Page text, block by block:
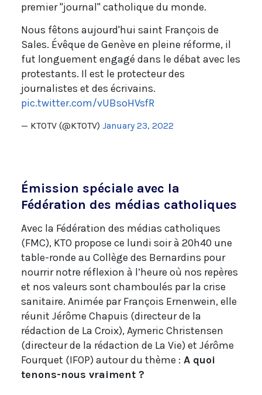
premier "journal" catholique du monde.
Nous fêtons aujourd'hui saint François de
Sales. Évêque de Genève en pleine réforme, il
fut longuement engagé dans le débat avec les
protestants. Il est le protecteur des
journalistes et des écrivains.
pic.twitter.com/vUBsoHVsfR
— KTOTV (@KTOTV) January 23, 2022
Émission spéciale avec la
Fédération des médias catholiques
Avec la Fédération des médias catholiques
(FMC), KTO propose ce lundi soir à 20h40 une
table-ronde au Collège des Bernardins pour
nourrir notre réflexion à l’heure où nos repères
et nos valeurs sont chamboulés par la crise
sanitaire. Animée par François Ernenwein, elle
réunit Jérôme Chapuis (directeur de la
rédaction de La Croix), Aymeric Christensen
(directeur de la rédaction de La Vie) et Jérôme
Fourquet (IFOP) autour du thème : A quoi
tenons-nous vraiment ?